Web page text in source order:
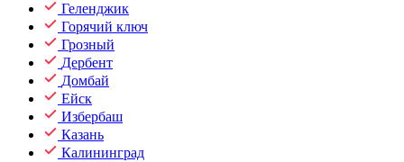
Геленджик
Горячий ключ
Грозный
Дербент
Домбай
Ейск
Избербаш
Казань
Калининград